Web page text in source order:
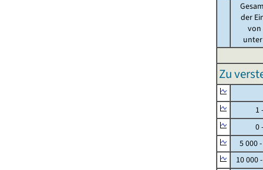
der
von
unter
Zu
1 -
0 -
5 000
10 000